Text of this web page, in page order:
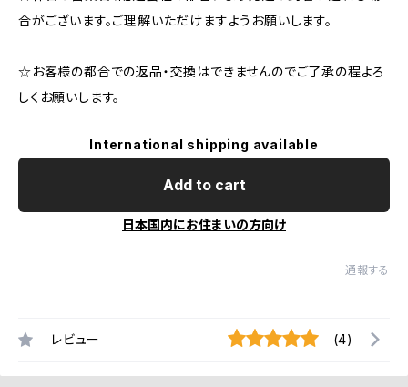
合がございます。ご理解いただけますようお願いします。
☆お客様の都合での返品・交換はできませんのでご了承の程よろ
しくお願いします。
International shipping available
Add to cart
日本国内にお住まいの方向け
通報する
レビュー (4)